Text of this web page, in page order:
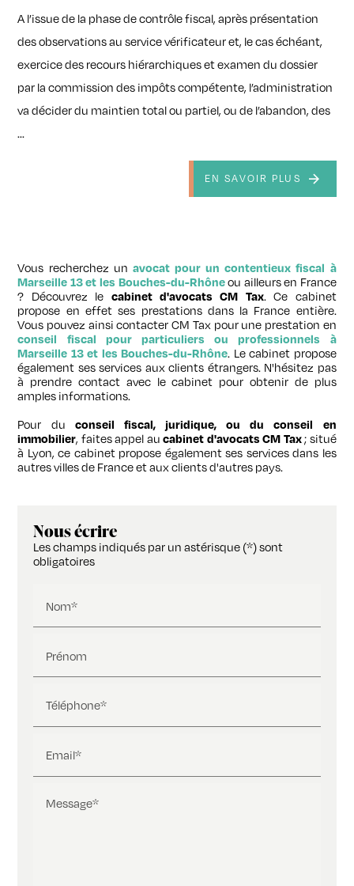
A l’issue de la phase de contrôle fiscal, après présentation
des observations au service vérificateur et, le cas échéant,
exercice des recours hiérarchiques et examen du dossier
par la commission des impôts compétente, l’administration
va décider du maintien total ou partiel, ou de l’abandon, des
...
EN SAVOIR PLUS
Vous recherchez un avocat pour un contentieux fiscal à
Marseille 13 et les Bouches-du-Rhôneou ailleurs en France
? Découvrez le cabinet d'avocats CM Tax. Ce cabinet
propose en effet ses prestations dans la France entière.
Vous pouvez ainsi contacter CM Tax pour une prestation en
conseil fiscal pour particuliers ou professionnels à
Marseille 13 et les Bouches-du-Rhône. Le cabinet propose
également ses services aux clients étrangers. N'hésitez pas
à prendre contact avec le cabinet pour obtenir de plus
amples informations.
Pour du conseil fiscal, juridique, ou du conseil en
immobilier, faites appel aucabinet d'avocats CM Tax; situé
à Lyon, ce cabinet propose également ses services dans les
autres villes de France et aux clients d'autres pays.
Nous écrire
Les champs indiqués par un astérisque (*) sont
obligatoires
Nom*
Prénom
Téléphone*
Email*
Message*